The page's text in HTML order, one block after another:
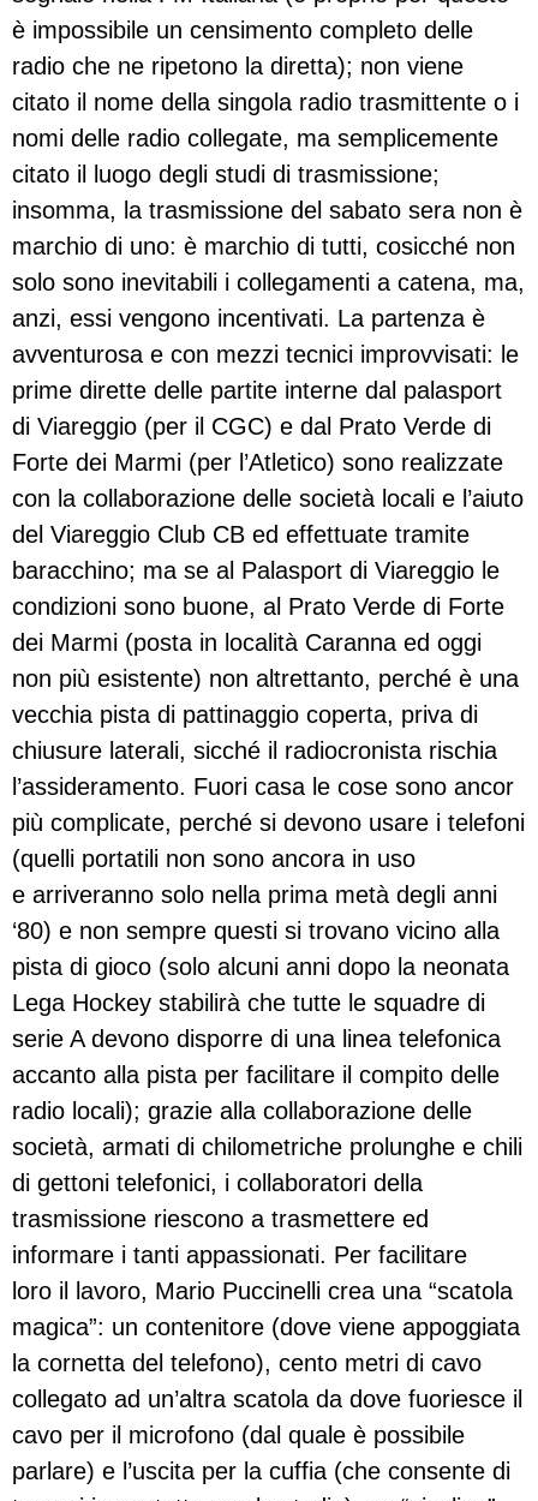
è impossibile un censimento completo delle
radio che ne ripetono la diretta); non viene
citato il nome della singola radio trasmittente o i
nomi delle radio collegate, ma semplicemente
citato il luogo degli studi di trasmissione;
insomma, la trasmissione del sabato sera non è
marchio di uno: è marchio di tutti, cosicché non
solo sono inevitabili i collegamenti a catena, ma,
anzi, essi vengono incentivati. La partenza è
avventurosa e con mezzi tecnici improvvisati: le
prime dirette delle partite interne dal palasport
di Viareggio (per il CGC) e dal Prato Verde di
Forte dei Marmi (per l’Atletico) sono realizzate
con la collaborazione delle società locali e l’aiuto
del Viareggio Club CB ed effettuate tramite
baracchino; ma se al Palasport di Viareggio le
condizioni sono buone, al Prato Verde di Forte
dei Marmi (posta in località Caranna ed oggi
non più esistente) non altrettanto, perché è una
vecchia pista di pattinaggio coperta, priva di
chiusure laterali, sicché il radiocronista rischia
l’assideramento. Fuori casa le cose sono ancor
più complicate, perché si devono usare i telefoni
(quelli portatili non sono ancora in uso
e arriveranno solo nella prima metà degli anni
‘80) e non sempre questi si trovano vicino alla
pista di gioco (solo alcuni anni dopo la neonata
Lega Hockey stabilirà che tutte le squadre di
serie A devono disporre di una linea telefonica
accanto alla pista per facilitare il compito delle
radio locali); grazie alla collaborazione delle
società, armati di chilometriche prolunghe e chili
di gettoni telefonici, i collaboratori della
trasmissione riescono a trasmettere ed
informare i tanti appassionati. Per facilitare
loro il lavoro, Mario Puccinelli crea una “scatola
magica”: un contenitore (dove viene appoggiata
la cornetta del telefono), cento metri di cavo
collegato ad un’altra scatola da dove fuoriesce il
cavo per il microfono (dal quale è possibile
parlare) e l’uscita per la cuffia (che consente di